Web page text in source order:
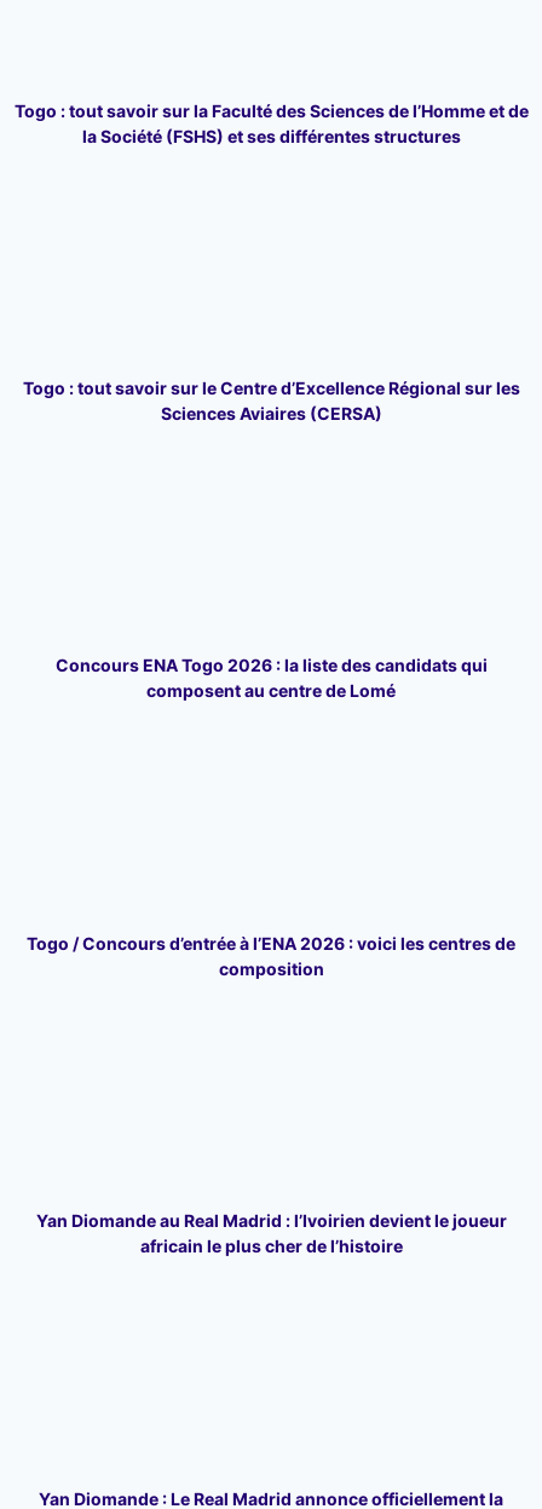
Togo : tout savoir sur la Faculté des Sciences de l’Homme et de
la Société (FSHS) et ses différentes structures
Togo : tout savoir sur le Centre d’Excellence Régional sur les
Sciences Aviaires (CERSA)
Concours ENA Togo 2026 : la liste des candidats qui
composent au centre de Lomé
Togo / Concours d’entrée à l’ENA 2026 : voici les centres de
composition
Yan Diomande au Real Madrid : l’Ivoirien devient le joueur
africain le plus cher de l’histoire
Yan Diomande : Le Real Madrid annonce officiellement la